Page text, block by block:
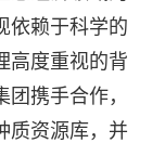
依赖于科学的
高度重视的背
携手合作，
质资源库，并